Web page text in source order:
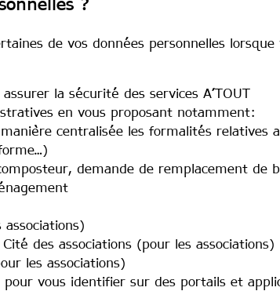
?
de vos données personnelles lorsque
la sécurité des services A’TOUT
en vous proposant notamment:
centralisée les formalités relatives
demande de remplacement de
des associations (pour les associations)
les associations)
vous identifier sur des portails et